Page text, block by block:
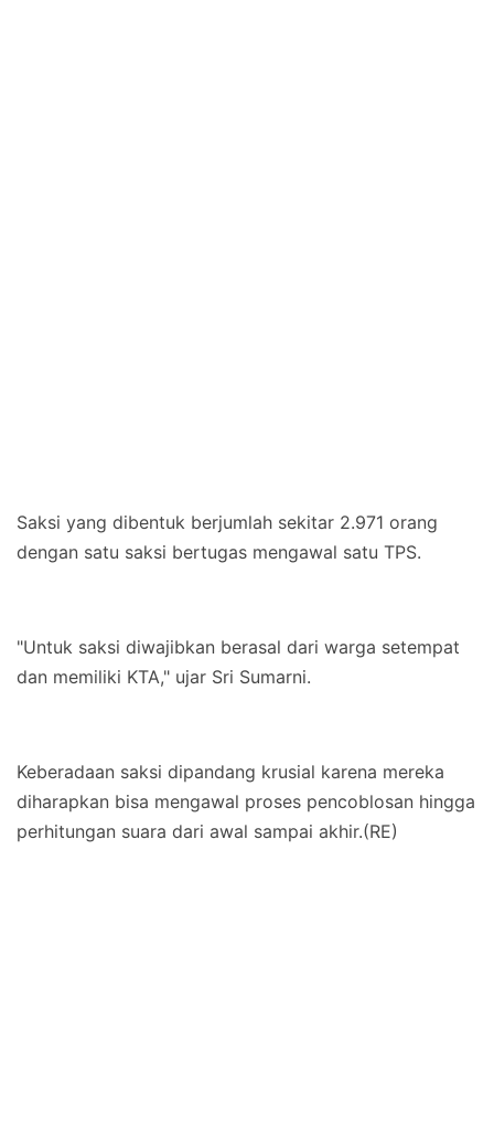
Saksi yang dibentuk berjumlah sekitar 2.971 orang
dengan satu saksi bertugas mengawal satu TPS.
"Untuk saksi diwajibkan berasal dari warga setempat
dan memiliki KTA," ujar Sri Sumarni.
Keberadaan saksi dipandang krusial karena mereka
diharapkan bisa mengawal proses pencoblosan hingga
perhitungan suara dari awal sampai akhir.(RE)